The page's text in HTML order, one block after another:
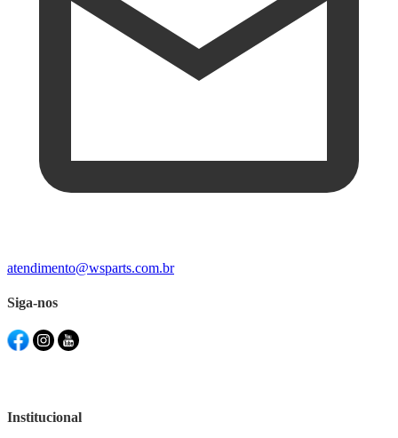
atendimento@wsparts.com.br
Siga-nos
Institucional